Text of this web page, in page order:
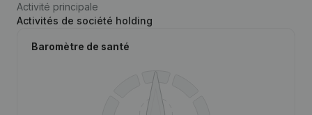
Activité principale
Activités de société holding
Baromètre de santé